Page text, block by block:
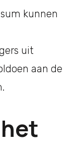
kunnen
uit
aan de